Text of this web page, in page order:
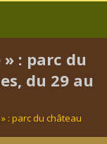
» : parc du
du 29 au
: parc du château